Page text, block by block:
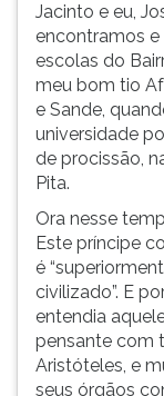
biografias,
profissões,
simulados
comentados.
Acessibilidade
leitor
pular
essa
leitura
pressione
depois
pausar
leitura
pressione
(primeira
tecla
Jacinto e eu,
encontramos e
escolas do
meu bom tio
e Sande,
universidade
de procissão,
Pita.
Ora nesse
Este príncipe
é
civilizado”. E
entendia
pensante com
Aristóteles, e
seus órgãos